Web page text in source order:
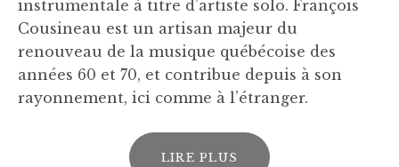
I
N
E
A
U
instrumentale à titre d’artiste solo. François
Cousineau est un artisan majeur du
renouveau de la musique québécoise des
années 60 et 70, et contribue depuis à son
rayonnement, ici comme à l’étranger.
LIRE PLUS